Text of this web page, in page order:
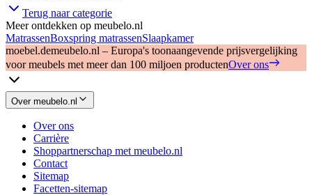
Terug naar categorie
Meer ontdekken op meubelo.nl
MatrassenBoxspring matrassenSlaapkamer
moebel.demeubelo.nl – Europa's toonaangevende prijsvergelijking
voor meubels met meer dan 100 miljoen productenOver ons
Over meubelo.nl
Over ons
Carrière
Shoppartnerschap met meubelo.nl
Contact
Sitemap
Facetten-sitemap